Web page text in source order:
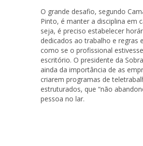
O grande desafio, segundo
Pinto, é manter a disciplina em
seja, é preciso estabelecer
dedicados ao trabalho e regras
como se o profissional
escritório. O presidente da
ainda da importância de as
criarem programas de
estruturados, que “não
pessoa no lar.